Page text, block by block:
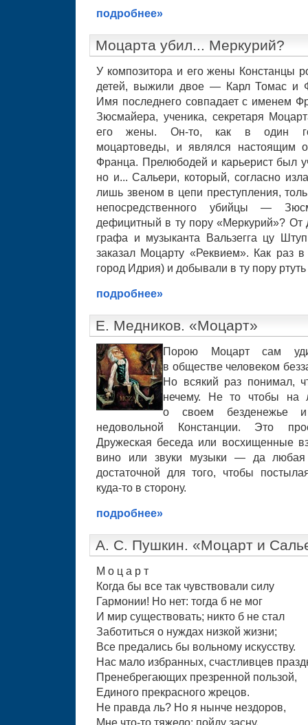
подробнее»
Моцарта убил... Меркурий?
У композитора и его жены Констанцы
детей, выжили двое — Карл Томас и
Имя последнего совпадает с именем
Зюсмайера, ученика, секретаря
его жены. Он-то, как в один
моцартоведы, и являлся настоящим
Франца. Прелюбодей и карьерист был
но и... Сальери, который, согласно
лишь звеном в цепи преступления,
непосредственного убийцы —
дефицитный в ту пору «Меркурий»? От
графа и музыканта Вальзегга цу
заказал Моцарту «Реквием». Как раз
город Идрия) и добывали в ту пору
подробнее»
Е. Медников. «Моцарт»
Порою Моцарт сам
в обществе человеком
Но всякий раз понимал,
нечему. Не то чтобы на
о своем безденежье
недовольной Констанции. Это
Дружеская беседа или восхищенные
вино или звуки музыки — да
достаточной для того, чтобы
куда-то в сторону.
подробнее»
А. С. Пушкин. «Моцарт и
М о ц а р т
Когда бы все так чувствовали силу
Гармонии! Но нет: тогда б не мог
И мир существовать; никто б не стал
Заботиться о нуждах низкой жизни;
Все предались бы вольному искусству.
Нас мало избранных, счастливцев
Пренебрегающих презренной пользой,
Единого прекрасного жрецов.
Не правда ль? Но я нынче нездоров,
Мне что-то тяжело: пойду засну.